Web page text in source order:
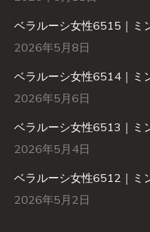
ベラルーシ女性6515｜ミ
2026年5月8日
ベラルーシ女性6514｜ミ
2026年5月6日
ベラルーシ女性6513｜ミ
2026年5月4日
ベラルーシ女性6512｜ミ
2026年5月2日